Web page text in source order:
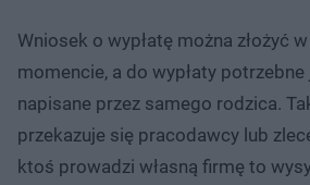
Wniosek o wypłatę można złożyć
momencie, a do wypłaty
napisane przez samego rodzica.
przekazuje się pracodawcy lub
ktoś prowadzi własną firmę to